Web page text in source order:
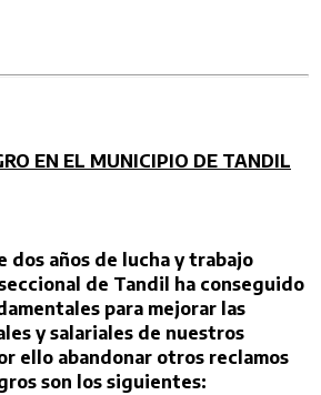
EN EL MUNICIPIO DE TANDIL
dos años de lucha y trabajo
de Tandil ha conseguido
para mejorar las
y salariales de nuestros
ello abandonar otros reclamos
son los siguientes: